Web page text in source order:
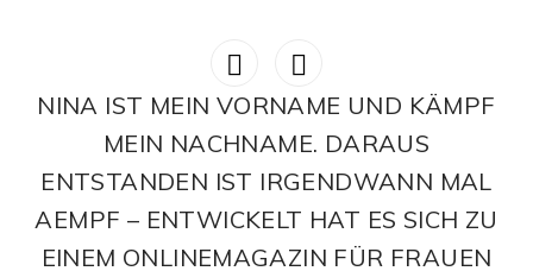
NINA IST MEIN VORNAME UND KÄMPF
MEIN NACHNAME. DARAUS
ENTSTANDEN IST IRGENDWANN MAL
AEMPF – ENTWICKELT HAT ES SICH ZU
EINEM ONLINEMAGAZIN FÜR FRAUEN